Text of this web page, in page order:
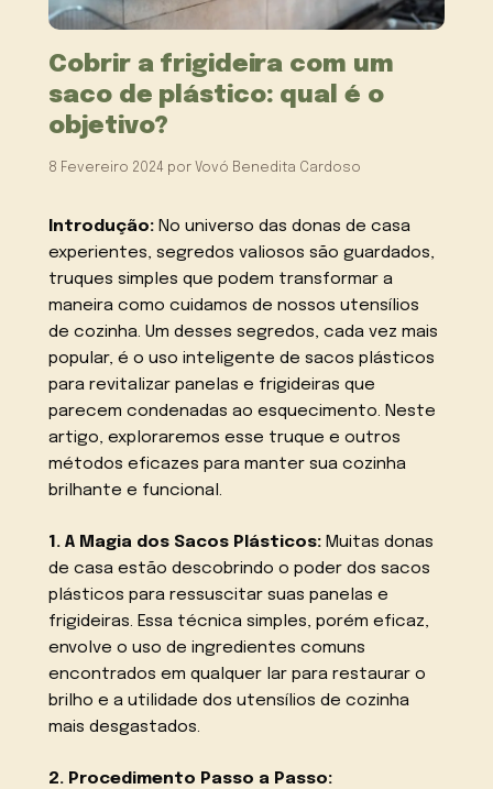
Cobrir a frigideira com um
saco de plástico: qual é o
objetivo?
8 Fevereiro 2024 por Vovó Benedita Cardoso
Introdução: No universo das donas de casa
experientes, segredos valiosos são guardados,
truques simples que podem transformar a
maneira como cuidamos de nossos utensílios
de cozinha. Um desses segredos, cada vez mais
popular, é o uso inteligente de sacos plásticos
para revitalizar panelas e frigideiras que
parecem condenadas ao esquecimento. Neste
artigo, exploraremos esse truque e outros
métodos eficazes para manter sua cozinha
brilhante e funcional.
1. A Magia dos Sacos Plásticos: Muitas donas
de casa estão descobrindo o poder dos sacos
plásticos para ressuscitar suas panelas e
frigideiras. Essa técnica simples, porém eficaz,
envolve o uso de ingredientes comuns
encontrados em qualquer lar para restaurar o
brilho e a utilidade dos utensílios de cozinha
mais desgastados.
2. Procedimento Passo a Passo: